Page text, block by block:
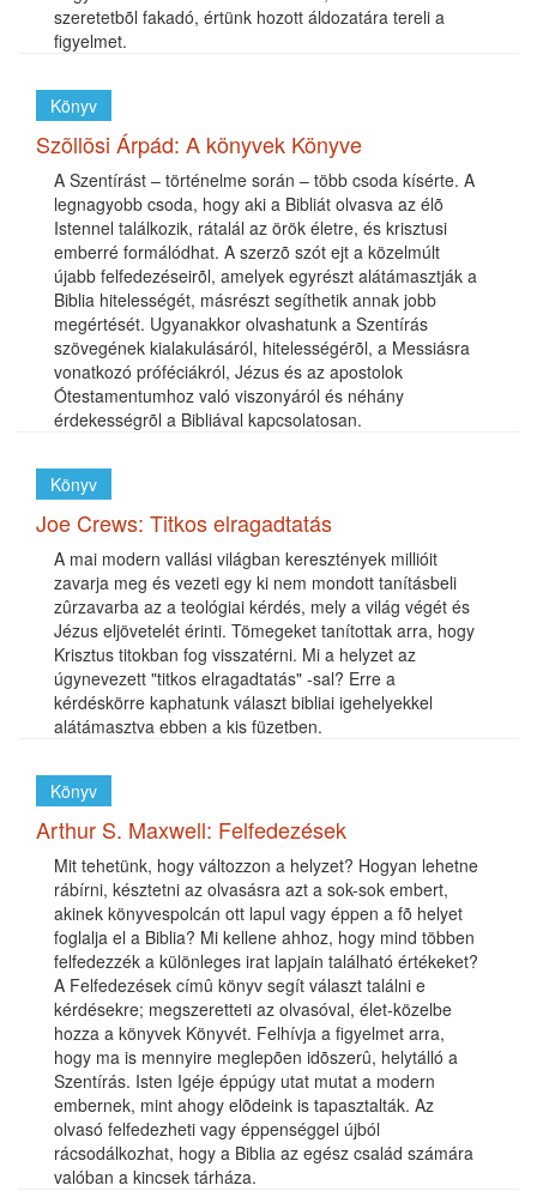
szeretetbõl fakadó, értünk hozott áldozatára tereli a
figyelmet.
Könyv
Szõllõsi Árpád: A könyvek Könyve
A Szentírást – történelme során – több csoda kísérte. A
legnagyobb csoda, hogy aki a Bibliát olvasva az élõ
Istennel találkozik, rátalál az örök életre, és krisztusi
emberré formálódhat. A szerzõ szót ejt a közelmúlt
újabb felfedezéseirõl, amelyek egyrészt alátámasztják a
Biblia hitelességét, másrészt segíthetik annak jobb
megértését. Ugyanakkor olvashatunk a Szentírás
szövegének kialakulásáról, hitelességérõl, a Messiásra
vonatkozó próféciákról, Jézus és az apostolok
Ótestamentumhoz való viszonyáról és néhány
érdekességrõl a Bibliával kapcsolatosan.
Könyv
Joe Crews: Titkos elragadtatás
A mai modern vallási világban keresztények millióit
zavarja meg és vezeti egy ki nem mondott tanításbeli
zûrzavarba az a teológiai kérdés, mely a világ végét és
Jézus eljövetelét érinti. Tömegeket tanítottak arra, hogy
Krisztus titokban fog visszatérni. Mi a helyzet az
úgynevezett "titkos elragadtatás" -sal? Erre a
kérdéskörre kaphatunk választ bibliai igehelyekkel
alátámasztva ebben a kis füzetben.
Könyv
Arthur S. Maxwell: Felfedezések
Mit tehetünk, hogy változzon a helyzet? Hogyan lehetne
rábírni, késztetni az olvasásra azt a sok-sok embert,
akinek könyvespolcán ott lapul vagy éppen a fõ helyet
foglalja el a Biblia? Mi kellene ahhoz, hogy mind többen
felfedezzék a különleges irat lapjain található értékeket?
A Felfedezések címû könyv segít választ találni e
kérdésekre; megszeretteti az olvasóval, élet-közelbe
hozza a könyvek Könyvét. Felhívja a figyelmet arra,
hogy ma is mennyire meglepõen idõszerû, helytálló a
Szentírás. Isten Igéje éppúgy utat mutat a modern
embernek, mint ahogy elõdeink is tapasztalták. Az
olvasó felfedezheti vagy éppenséggel újból
rácsodálkozhat, hogy a Biblia az egész család számára
valóban a kincsek tárháza.